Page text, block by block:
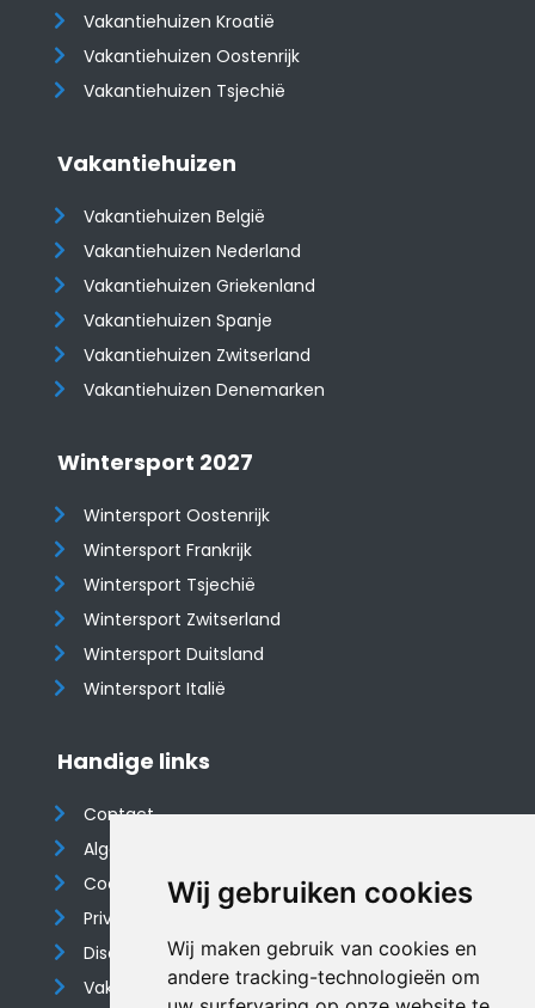
Wij gebruiken cookies
Wij maken gebruik van cookies en
andere tracking-technologieën om
Vakantiehuizen Kroatië
​​​​​​​Vakantiehuizen Oostenrijk
Vakantiehuizen Tsjechië
Vakantiehuizen
Vakantiehuizen België
Vakantiehuizen Nederland
Vakantiehuizen Griekenland
Vakantiehuizen Spanje
​​​​​​​Vakantiehuizen Zwitserland
Vakantiehuizen Denemarken
Wintersport 2027
Wintersport Oostenrijk
Wintersport Frankrijk
Wintersport Tsjechië
Wintersport Zwitserland
Wintersport Duitsland
Wintersport Italië
Handige links
Contact
Algemene voorwaarden
Cookieverklaring
Privacyverklaring
Disclaimer
Vakantiehuis website